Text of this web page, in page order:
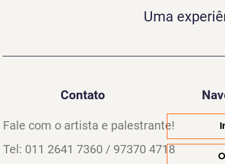
Uma
Contato
Fale com o artista e palestrante!
Tel: 011 2641 7360 / 97370 4718